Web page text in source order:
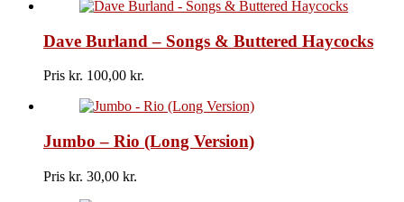
Dave Burland – Songs & Buttered Haycocks
Pris kr. 100,00
Jumbo – Rio (Long Version)
Pris kr. 30,00